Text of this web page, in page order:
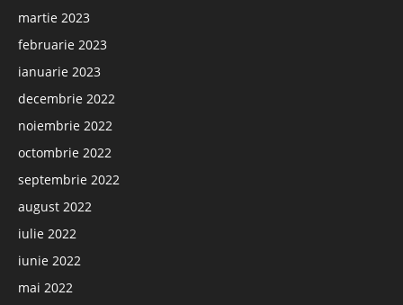
martie 2023
februarie 2023
ianuarie 2023
decembrie 2022
noiembrie 2022
octombrie 2022
septembrie 2022
august 2022
iulie 2022
iunie 2022
mai 2022